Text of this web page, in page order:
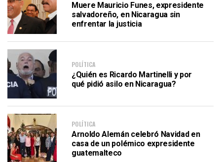
Muere Mauricio Funes, expresidente
salvadoreño, en Nicaragua sin
enfrentar la justicia
POLÍTICA
¿Quién es Ricardo Martinelli y por
qué pidió asilo en Nicaragua?
POLÍTICA
Arnoldo Alemán celebró Navidad en
casa de un polémico expresidente
guatemalteco